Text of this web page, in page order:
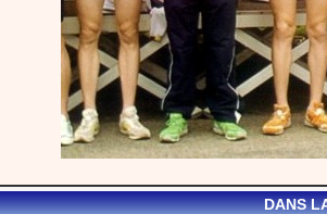
DANS